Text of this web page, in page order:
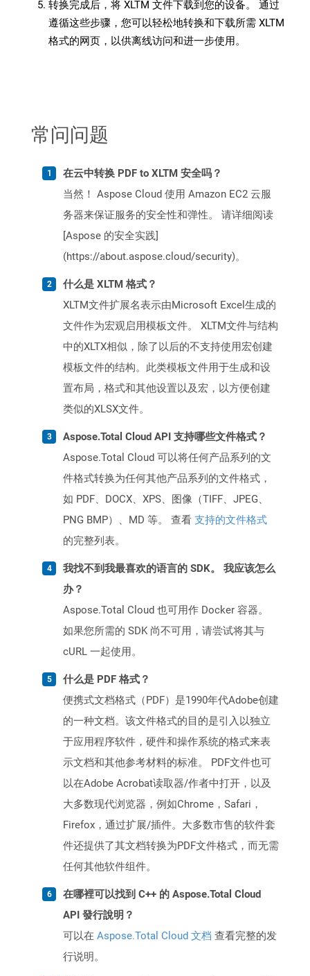
转换完成后，将 XLTM 文件下载到您的设备。 通过
遵循这些步骤，您可以轻松地转换和下载所需 XLTM
格式的网页，以供离线访问和进一步使用。
常问问题
在云中转换 PDF to XLTM 安全吗？
当然！ Aspose Cloud 使用 Amazon EC2 云服
务器来保证服务的安全性和弹性。 请详细阅读
[Aspose 的安全实践]
(https://about.aspose.cloud/security)。
什么是 XLTM 格式？
XLTM文件扩展名表示由Microsoft Excel生成的
文件作为宏观启用模板文件。 XLTM文件与结构
中的XLTX相似，除了以后的不支持使用宏创建
模板文件的结构。此类模板文件用于生成和设
置布局，格式和其他设置以及宏，以方便创建
类似的XLSX文件。
Aspose.Total Cloud API 支持哪些文件格式？
Aspose.Total Cloud 可以将任何产品系列的文
件格式转换为任何其他产品系列的文件格式，
如 PDF、DOCX、XPS、图像（TIFF、JPEG、
PNG BMP）、MD 等。 查看 支持的文件格式
的完整列表。
我找不到我最喜欢的语言的 SDK。 我应该怎么
办？
Aspose.Total Cloud 也可用作 Docker 容器。
如果您所需的 SDK 尚不可用，请尝试将其与
cURL 一起使用。
什么是 PDF 格式？
便携式文档格式（PDF）是1990年代Adobe创建
的一种文档。该文件格式的目的是引入以独立
于应用程序软件，硬件和操作系统的格式来表
示文档和其他参考材料的标准。 PDF文件也可
以在Adobe Acrobat读取器/作者中打开，以及
大多数现代浏览器，例如Chrome，Safari，
Firefox，通过扩展/插件。大多数市售的软件套
件还提供了其文档转换为PDF文件格式，而无需
任何其他软件组件。
在哪裡可以找到 C++ 的 Aspose.Total Cloud
API 發行說明？
可以在 Aspose.Total Cloud 文档 查看完整的发
行说明。